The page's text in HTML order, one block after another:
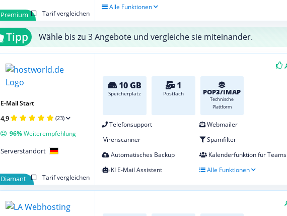
Alle Funktionen
Premium
Tarif vergleichen
Tipp Wähle bis zu 3 Angebote und vergleiche sie miteinander.
10 GB
Speicherplatz
1
Postfach POP3/IMAP
Technische
Plattform
Telefonsupport
Webmailer
Virenscanner
Spamfilter
Automatisches Backup
Kalenderfunktion für Teams
KI E-Mail Assistent
Alle Funktionen
Diamant
Tarif vergleichen
E-Mail Start
4,9 (23)
96%Weiterempfehlung
Serverstandort